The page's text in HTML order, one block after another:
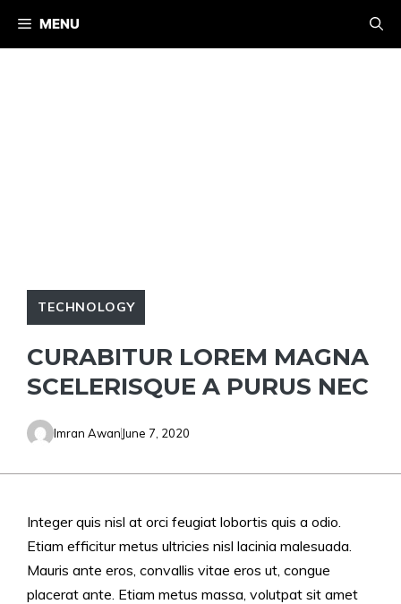
MENU
TECHNOLOGY
CURABITUR LOREM MAGNA
SCELERISQUE A PURUS NEC
Imran AwanJune 7, 2020
Integer quis nisl at orci feugiat lobortis quis a odio.
Etiam efficitur metus ultricies nisl lacinia malesuada.
Mauris ante eros, convallis vitae eros ut, congue
placerat ante. Etiam metus massa, volutpat sit amet